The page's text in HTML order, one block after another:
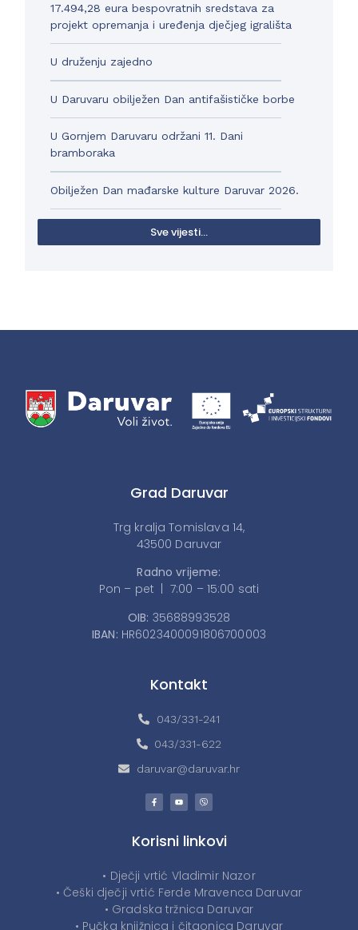
17.494,28 eura bespovratnih sredstava za
projekt opremanja i uređenja dječjeg igrališta
U druženju zajedno
U Daruvaru obilježen Dan antifašističke borbe
U Gornjem Daruvaru održani 11. Dani
bramboraka
Obilježen Dan mađarske kulture Daruvar 2026.
Sve vijesti...
Grad Daruvar
Trg kralja Tomislava 14,
43500 Daruvar
Radno vrijeme:
Pon – pet | 7:00 – 15:00 sati
OIB: 35688993528
IBAN: HR6023400091806700003
Kontakt
043/331-241
043/331-622
daruvar@daruvar.hr
Korisni linkovi
• Dječji vrtić Vladimir Nazor
• Češki dječji vrtić Ferde Mravenca Daruvar
• Gradska tržnica Daruvar
• Pučka knjižnica i čitaonica Daruvar